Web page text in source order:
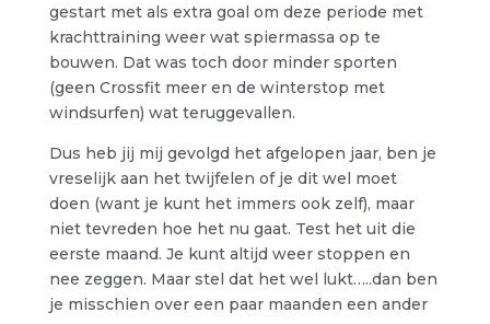
gestart met als extra goal om deze periode met
krachttraining weer wat spiermassa op te
bouwen. Dat was toch door minder sporten
(geen Crossfit meer en de winterstop met
windsurfen) wat teruggevallen.
Dus heb jij mij gevolgd het afgelopen jaar, ben je
vreselijk aan het twijfelen of je dit wel moet
doen (want je kunt het immers ook zelf), maar
niet tevreden hoe het nu gaat. Test het uit die
eerste maand. Je kunt altijd weer stoppen en
nee zeggen. Maar stel dat het wel lukt…..dan ben
je misschien over een paar maanden een ander